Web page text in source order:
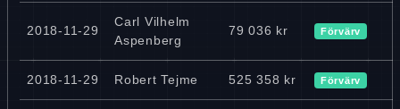
2018-11-29
Carl Vilhelm
Aspenberg
79 036 kr Förvärv
2018-11-29 Robert Tejme 525 358 kr Förvärv